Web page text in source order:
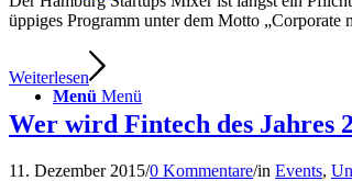
Menü Menü
üppiges Programm unter dem Motto „Corporate
Weiterlesen
Wer wird Fintech des Jahres
11. Dezember 2015/0 Kommentare/in Events,